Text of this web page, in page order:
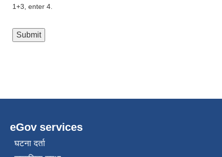
1+3, enter 4.
eGov services
घटना दर्ता